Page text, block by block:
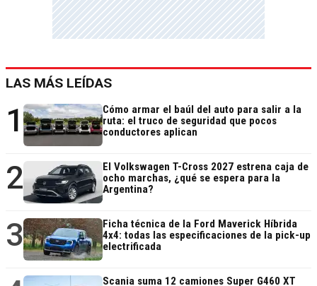
LAS MÁS LEÍDAS
1
Cómo armar el baúl del auto para salir a la
ruta: el truco de seguridad que pocos
conductores aplican
2
El Volkswagen T-Cross 2027 estrena caja de
ocho marchas, ¿qué se espera para la
Argentina?
3
Ficha técnica de la Ford Maverick Híbrida
4x4: todas las especificaciones de la pick-up
electrificada
Scania suma 12 camiones Super G460 XT